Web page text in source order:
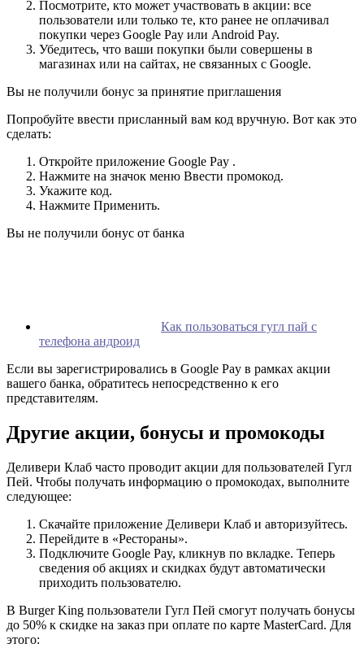
Посмотрите, кто может участвовать в акции: все
пользователи или только те, кто ранее не оплачивал
покупки через Google Pay или Android Pay.
Убедитесь, что ваши покупки были совершены в
магазинах или на сайтах, не связанных с Google.
Вы не получили бонус за принятие приглашения
Попробуйте ввести присланный вам код вручную. Вот как это
сделать:
Откройте приложение Google Pay .
Нажмите на значок меню Ввести промокод.
Укажите код.
Нажмите Применить.
Вы не получили бонус от банка
Как пользоваться гугл пай с
телефона андроид
Если вы зарегистрировались в Google Pay в рамках акции
вашего банка, обратитесь непосредственно к его
представителям.
Другие акции, бонусы и промокоды
Деливери Клаб часто проводит акции для пользователей Гугл
Пей. Чтобы получать информацию о промокодах, выполните
следующее:
Скачайте приложение Деливери Клаб и авторизуйтесь.
Перейдите в «Рестораны».
Подключите Google Pay, кликнув по вкладке. Теперь
сведения об акциях и скидках будут автоматически
приходить пользователю.
В Burger King пользователи Гугл Пей смогут получать бонусы
до 50% к скидке на заказ при оплате по карте MasterCard. Для
этого: